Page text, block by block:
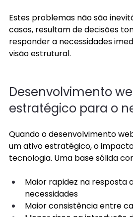
Estes problemas não são
casos, resultam de decisões
responder a necessidades
visão estrutural.
Desenvolvimento
estratégico para o
Quando o desenvolvimento
um ativo estratégico, o
tecnologia. Uma base sólida
Maior rapidez na resposta
necessidades
Maior consistência entre